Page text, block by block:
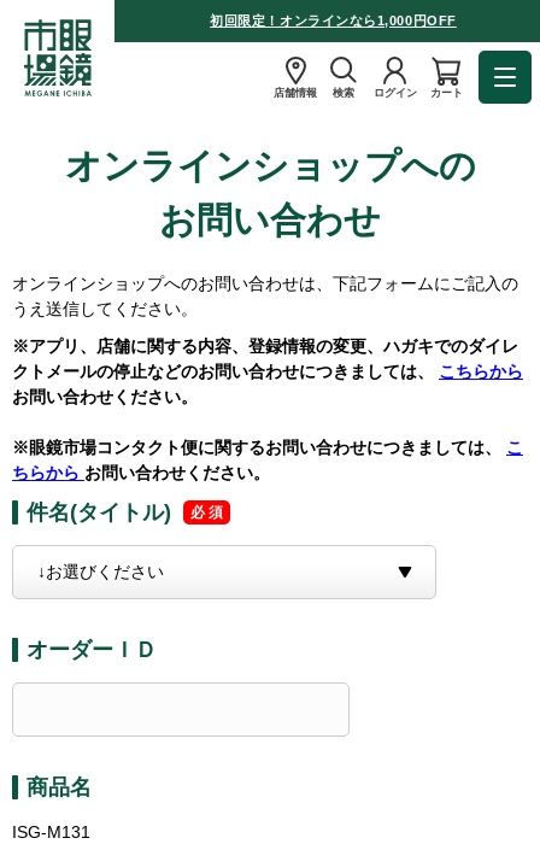
初回限定！オンラインなら1,000円OFF
店舗情報 検索 ログイン カート
オンラインショップへの
お問い合わせ
オンラインショップへのお問い合わせは、下記フォームにご記入の
うえ送信してください。
※アプリ、店舗に関する内容、登録情報の変更、ハガキでのダイレ
クトメールの停止などのお問い合わせにつきましては、 こちらから
お問い合わせください。
※眼鏡市場コンタクト便に関するお問い合わせにつきましては、 こ
ちらから お問い合わせください。
件名(タイトル)
オーダーＩＤ
商品名
ISG-M131